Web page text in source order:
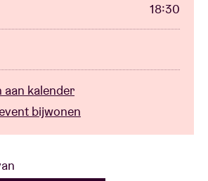
18:30
aan kalender
bijwonen